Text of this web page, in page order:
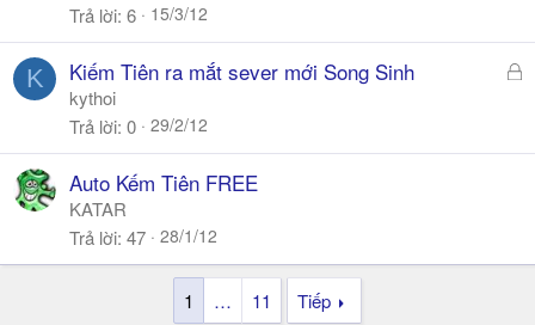
ó
Trả lời 6 15/3/12
K
Đ
h
Kiếm Tiên ra mắt sever mới Song Sinh
kythoi
Trả lời 0 29/2/12
Auto Kếm Tiên FREE
KATAR
Trả lời 47 28/1/12
1 … 11 Tiếp